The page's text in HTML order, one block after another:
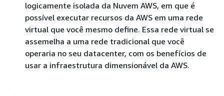
logicamente isolada da Nuvem AWS, em que é
possível executar recursos da AWS em uma rede
virtual que você mesmo define. Essa rede virtual se
assemelha a uma rede tradicional que você
operaria no seu datacenter, com os benefícios de
usar a infraestrutura dimensionável da AWS.